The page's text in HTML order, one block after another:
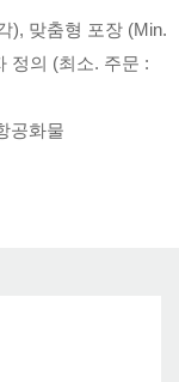
), 맞춤형 포장 (Min.
정의 (최소. 주문 :
공화물